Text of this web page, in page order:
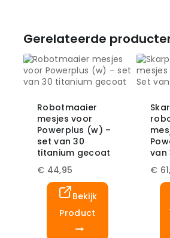
Gerelateerde
Robotmaaier
mesjes voor
Powerplus (w) –
set van 30
titanium gecoat
€ 44,95
Bekijk
Product
van
€